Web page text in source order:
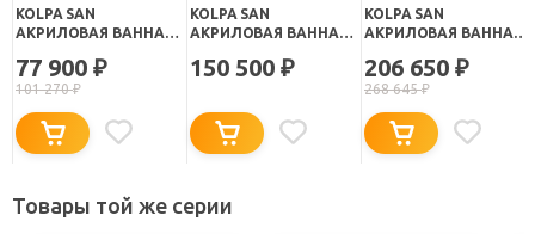
KOLPA SAN
АКРИЛОВАЯ ВАННА
77 900 ₽
101 270₽
KOLPA SAN
АКРИЛОВАЯ ВАННА
160Х70
150 500 ₽
KOLPA SAN
АКРИЛОВАЯ ВАННА
206 650 ₽
268 645₽
Товары той же серии